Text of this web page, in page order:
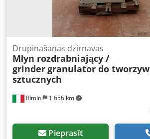
Rimini 1 656 km
Drupināšanas dzirnavas
Młyn rozdrabniający /
grindergranulator do tworzyw
sztucznych
Pieprasīt